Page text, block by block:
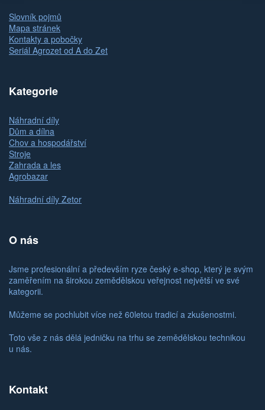
Slovník pojmů
Mapa stránek
Kontakty a pobočky
Seriál Agrozet od A do Zet
Kategorie
Náhradní díly
Dům a dílna
Chov a hospodářství
Stroje
Zahrada a les
Agrobazar
Náhradní díly Zetor
O nás
Jsme profesionální a především ryze český e-shop, který je svým
zaměřením na širokou zemědělskou veřejnost největší ve své
kategorii.
Můžeme se pochlubit více než 60letou tradicí a zkušenostmi.
Toto vše z nás dělá jedničku na trhu se zemědělskou technikou
u nás.
Kontakt